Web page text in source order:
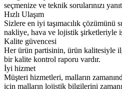
seçmenize ve teknik sorularınızı
Hızlı Ulaşım
Sizlere en iyi taşımacılık
nakliye, hava ve lojistik şirketleriyle
Kalite güvencesi
Her ürün partisinin, ürün kalitesiyle
bir kalite kontrol raporu vardır.
İyi hizmet
Müşteri hizmetleri, malların
için malların lojistik bilgilerini